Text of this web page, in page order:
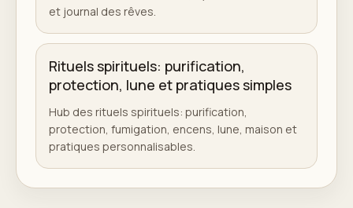
et journal des rêves.
Rituels spirituels: purification,
protection, lune et pratiques simples
Hub des rituels spirituels: purification,
protection, fumigation, encens, lune, maison et
pratiques personnalisables.